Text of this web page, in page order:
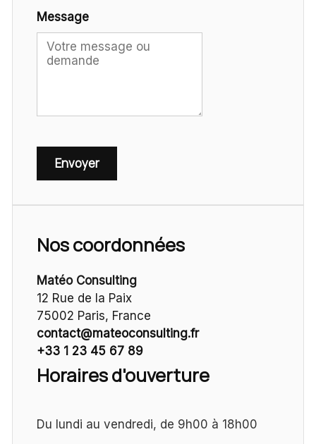
Message
Envoyer
Nos coordonnées
Matéo Consulting
12 Rue de la Paix
75002 Paris, France
contact@mateoconsulting.fr
+33 1 23 45 67 89
Horaires d'ouverture
Du lundi au vendredi, de 9h00 à 18h00